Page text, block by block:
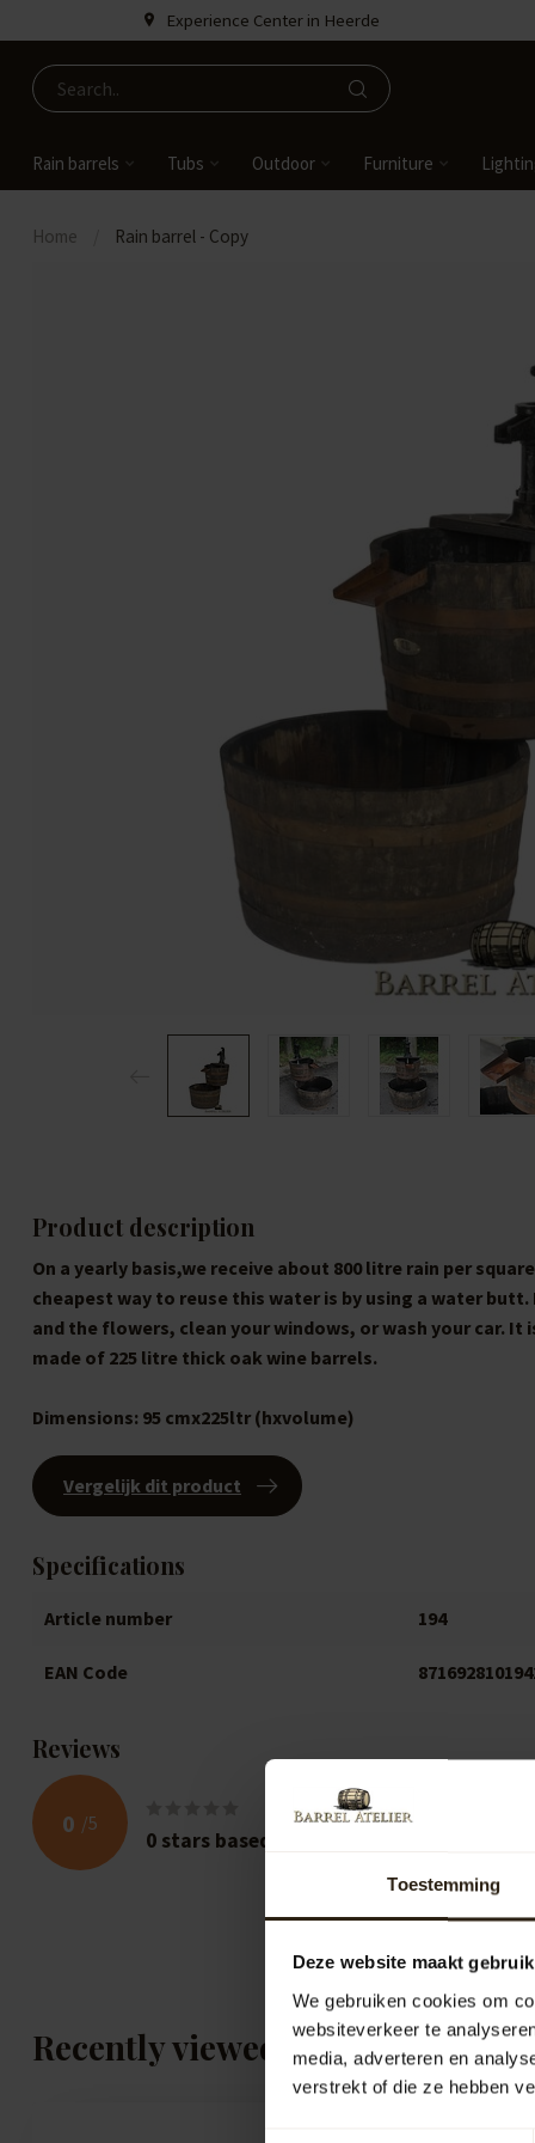
Toestemming
Deze website maakt
We gebruiken cookies om
websiteverkeer te
media, adverteren en
verstrekt of die ze hebben
Experience Center in Heerde
Rain barrels Tubs Outdoor Furniture
Home Rain barrel - Copy
Product description
On a yearly basis,we receive about 800 litre rain per
cheapest way to reuse this water is by using a water
and the flowers, clean your windows, or wash your car.
made of 225 litre thick oak wine barrels.
Dimensions: 95 cmx225ltr (hxvolume)
Vergelijk dit product
Specifications
Article number 194
EAN Code
Reviews
0 /5
0 stars based on
Recently viewed